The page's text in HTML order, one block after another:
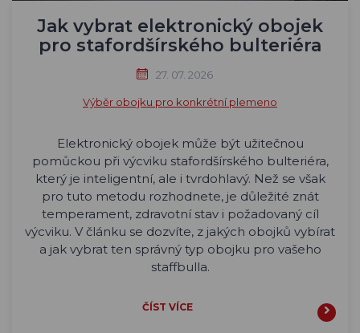
Jak vybrat elektronický obojek
pro stafordšírského bulteriéra
27. 07. 2026
Výběr obojku pro konkrétní plemeno
Elektronický obojek může být užitečnou
pomůckou při výcviku stafordšírského bulteriéra,
který je inteligentní, ale i tvrdohlavý. Než se však
pro tuto metodu rozhodnete, je důležité znát
temperament, zdravotní stav i požadovaný cíl
výcviku. V článku se dozvíte, z jakých obojků vybírat
a jak vybrat ten správný typ obojku pro vašeho
staffbulla.
ČÍST VÍCE